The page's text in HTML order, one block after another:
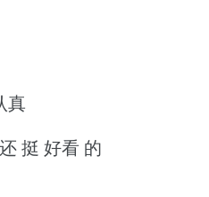
真
挺 好看 的